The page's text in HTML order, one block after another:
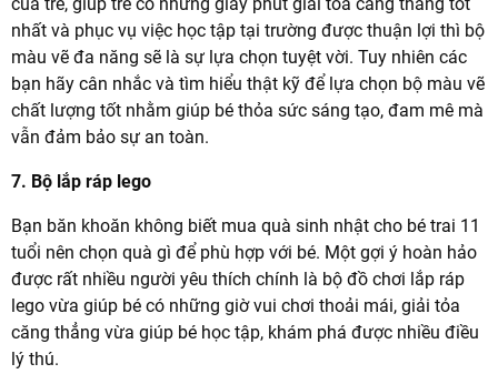
nhất và phục vụ việc học tập tại trường được thuận lợi thì bộ
màu vẽ đa năng sẽ là sự lựa chọn tuyệt vời. Tuy nhiên các
bạn hãy cân nhắc và tìm hiểu thật kỹ để lựa chọn bộ màu vẽ
chất lượng tốt nhằm giúp bé thỏa sức sáng tạo, đam mê mà
vẫn đảm bảo sự an toàn.
7. Bộ lắp ráp lego
Bạn băn khoăn không biết mua quà sinh nhật cho bé trai 11
tuổi nên chọn quà gì để phù hợp với bé. Một gợi ý hoàn hảo
được rất nhiều người yêu thích chính là bộ đồ chơi lắp ráp
lego vừa giúp bé có những giờ vui chơi thoải mái, giải tỏa
căng thẳng vừa giúp bé học tập, khám phá được nhiều điều
lý thú.